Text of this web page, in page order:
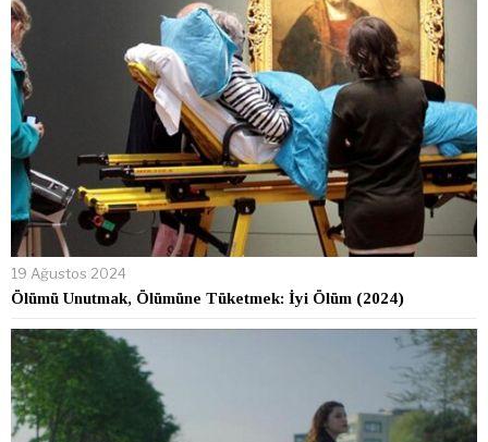
19 Ağustos 2024
Ölümü Unutmak, Ölümüne Tüketmek: İyi Ölüm (2024)